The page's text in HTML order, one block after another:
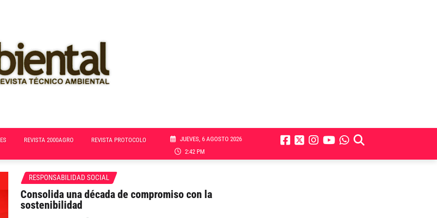
REVISTA 2000AGRO REVISTA PROTOCOLO
JUEVES, 6 AGOSTO 2026
2:42 PM
RESPONSABILIDAD SOCIAL
Consolida una década de compromiso con la
sostenibilidad